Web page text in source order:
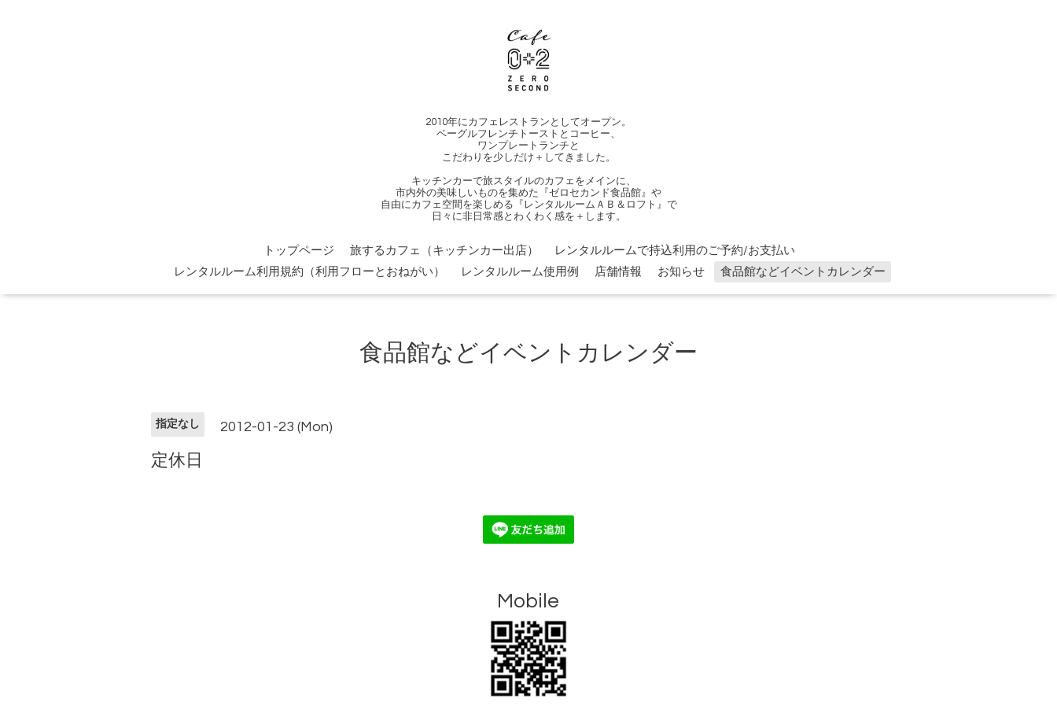
2010年にカフェレストランとしてオープン。
ベーグルフレンチトーストとコーヒー、
ワンプレートランチと
こだわりを少しだけ＋してきました。
キッチンカーで旅スタイルのカフェをメインに、
市内外の美味しいものを集めた『ゼロセカンド食品館』や
自由にカフェ空間を楽しめる『レンタルルームＡＢ＆ロフト』で
日々に非日常感とわくわく感を＋します。
トップページ 旅するカフェ（キッチンカー出店）
レンタルルームで持込利用のご予約/お支払い
レンタルルーム利用規約（利用フローとおねがい）
レンタルルーム使用例 店舗情報 お知らせ 食品館などイベントカレンダー
食品館などイベントカレンダー
指定なし 2012-01-23 (Mon)
定休日
Mobile